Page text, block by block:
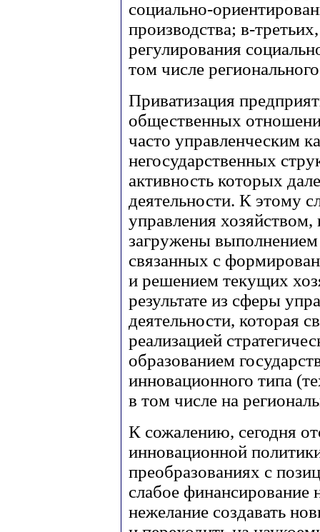
социально-
производства; в-
регулирования
том числе
Приватизация
общественных
часто управленческим
негосударственных
активность которых
деятельности. К этому
управления
загружены
связанных с
и решением текущих
результате из сферы
деятельности, которая
реализацией
образованием
инновационного типа
в том числе на
К сожалению, сегодня
инновационной
преобразованиях с
слабое финансирование
нежелание создавать